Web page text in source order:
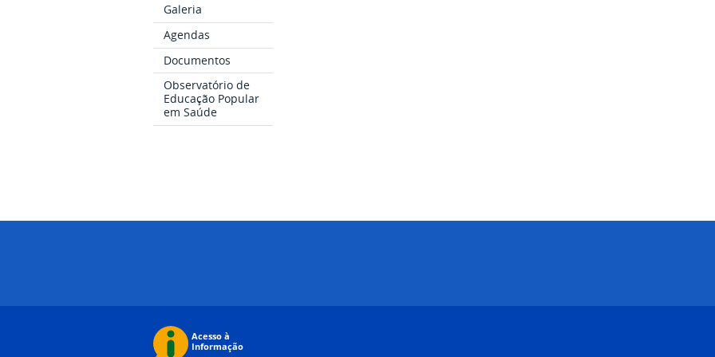
Galeria
Agendas
Documentos
Observatório de
Educação Popular
em Saúde